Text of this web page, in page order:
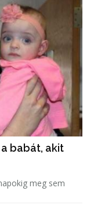
babát, akit
meg sem